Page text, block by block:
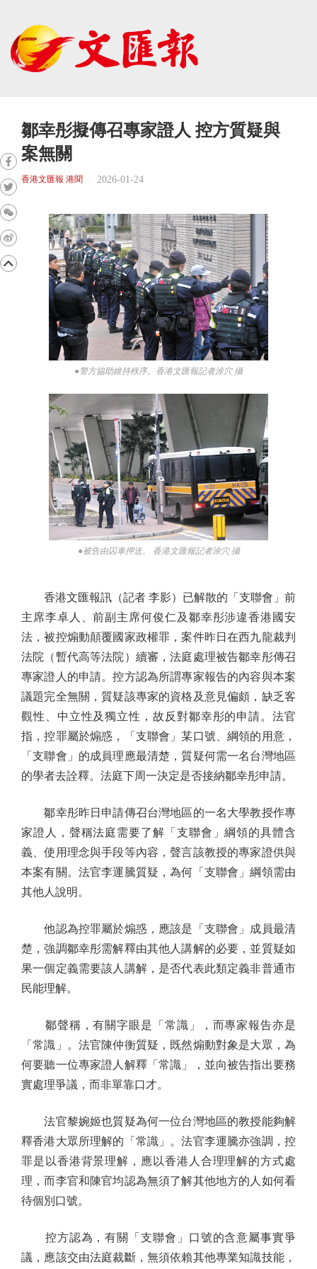
鄒幸彤擬傳召專家證人 控方質疑與
案無關
香港文匯報 港聞 2026-01-24
●警方協助維持秩序。香港文匯報記者涂穴 攝
●被告由囚車押送。 香港文匯報記者涂穴 攝
香港文匯報訊（記者 李影）已解散的「支聯會」前
主席李卓人、前副主席何俊仁及鄒幸彤涉違香港國安
法，被控煽動顛覆國家政權罪，案件昨日在西九龍裁判
法院（暫代高等法院）續審，法庭處理被告鄒幸彤傳召
專家證人的申請。控方認為所謂專家報告的內容與本案
議題完全無關，質疑該專家的資格及意見偏頗，缺乏客
觀性、中立性及獨立性，故反對鄒幸彤的申請。法官
指，控罪屬於煽惑，「支聯會」某口號、綱領的用意，
「支聯會」的成員理應最清楚，質疑何需一名台灣地區
的學者去詮釋。法庭下周一決定是否接納鄒幸彤申請。
鄒幸彤昨日申請傳召台灣地區的一名大學教授作專
家證人，聲稱法庭需要了解「支聯會」綱領的具體含
義、使用理念與手段等內容，聲言該教授的專家證供與
本案有關。法官李運騰質疑，為何「支聯會」綱領需由
其他人說明。
他認為控罪屬於煽惑，應該是「支聯會」成員最清
楚，強調鄒幸彤需解釋由其他人講解的必要，並質疑如
果一個定義需要該人講解，是否代表此類定義非普通市
民能理解。
鄒聲稱，有關字眼是「常識」，而專家報告亦是
「常識」。法官陳仲衡質疑，既然煽動對象是大眾，為
何要聽一位專家證人解釋「常識」，並向被告指出要務
實處理爭議，而非單靠口才。
法官黎婉姬也質疑為何一位台灣地區的教授能夠解
釋香港大眾所理解的「常識」。法官李運騰亦強調，控
罪是以香港背景理解，應以香港人合理理解的方式處
理，而李官和陳官均認為無須了解其他地方的人如何看
待個別口號。
控方認為，有關「支聯會」口號的含意屬事實爭
議，應該交由法庭裁斷，無須依賴其他專業知識技能，